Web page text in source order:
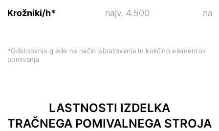
Krožniki/h* najv. 4.500
*Odstopanja glede na način obratovanja in količino elementov
pomivanja
LASTNOSTI IZDELKA
TRAČNEGA POMIVALNEGA STROJA